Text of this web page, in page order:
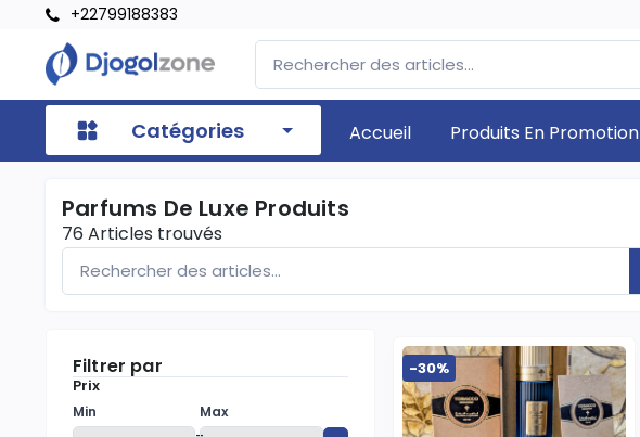
+22799188383
Catégories Accueil Produits En Promotion
Parfums De Luxe Produits
76 Articles trouvés
Filtrer par
Prix
Min Max
-30%